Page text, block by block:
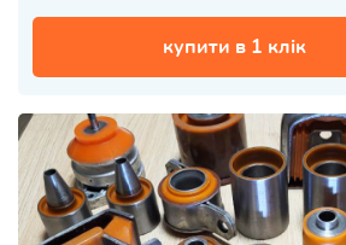
купити в 1 клік